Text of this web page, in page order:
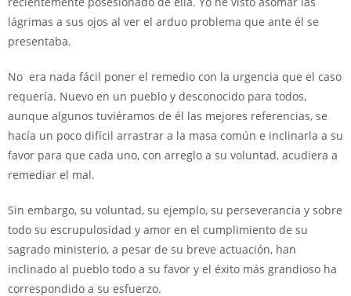
lágrimas a sus ojos al ver el arduo problema que ante él se
presentaba.
No era nada fácil poner el remedio con la urgencia que el caso
requería. Nuevo en un pueblo y desconocido para todos,
aunque algunos tuviéramos de él las mejores referencias, se
hacía un poco difícil arrastrar a la masa común e inclinarla a su
favor para que cada uno, con arreglo a su voluntad, acudiera a
remediar el mal.
Sin embargo, su voluntad, su ejemplo, su perseverancia y sobre
todo su escrupulosidad y amor en el cumplimiento de su
sagrado ministerio, a pesar de su breve actuación, han
inclinado al pueblo todo a su favor y el éxito más grandioso ha
correspondido a su esfuerzo.